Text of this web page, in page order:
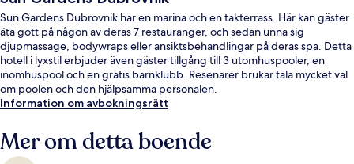
Sun Gardens Dubrovnik har en marina och en takterrass. Här kan gäster
äta gott på någon av deras 7 restauranger, och sedan unna sig
djupmassage, bodywraps eller ansiktsbehandlingar på deras spa. Detta
hotell i lyxstil erbjuder även gäster tillgång till 3 utomhuspooler, en
inomhuspool och en gratis barnklubb. Resenärer brukar tala mycket väl
om poolen och den hjälpsamma personalen.
Information om avbokningsrätt
Mer om detta boende